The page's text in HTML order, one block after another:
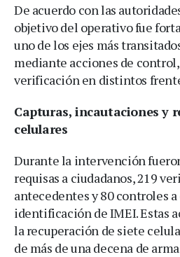
De acuerdo con las
objetivo del operativo fue
uno de los ejes más
mediante acciones de
verificación en distintos
Capturas, incautaciones y
celulares
Durante la intervención
requisas a ciudadanos, 219
antecedentes y 80 controles
identificación de IMEI. Estas
la recuperación de siete
de más de una decena de